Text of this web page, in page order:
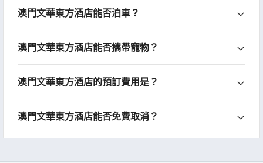
澳門文華東方酒店能否泊車？
澳門文華東方酒店能否攜帶寵物？
澳門文華東方酒店的預訂費用是？
澳門文華東方酒店能否免費取消？